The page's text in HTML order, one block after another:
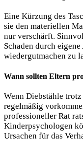
Eine Kürzung des
sie den materiellen
nur verschärft.
Schaden durch
wiedergutmachen zu
Wann sollten Eltern
Wenn Diebstähle
regelmäßig
professioneller Rat
Kinderpsychologen
Ursachen für das